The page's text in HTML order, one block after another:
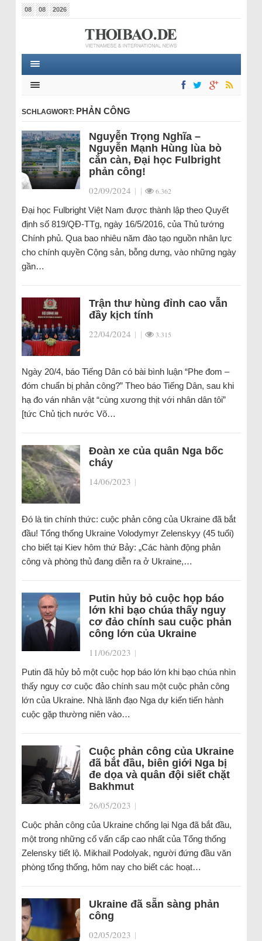
08 08 2026
SCHLAGWORT: PHẢN CÔNG
Nguyễn Trọng Nghĩa –
Nguyễn Mạnh Hùng lùa bò
cắn càn, Đại học Fulbright
phản công!
02/09/2024 | | 6.362
Đại học Fulbright Việt Nam được thành lập theo Quyết
định số 819/QĐ-TTg, ngày 16/5/2016, của Thủ tướng
Chính phủ. Qua bao nhiêu năm đào tạo nguồn nhân lực
cho chính quyền Cộng sản, bỗng dưng, vào những ngày
gần…
Trận thư hùng đỉnh cao vẫn
đầy kịch tính
22/04/2024 | | 3.315
Ngày 20/4, báo Tiếng Dân có bài bình luận “Phe đom –
đóm chuẩn bị phản công?” Theo báo Tiếng Dân, sau khi
hạ đo ván nhân vật “cùng xương thịt với nhân dân tôi”
[tức Chủ tịch nước Võ…
Đoàn xe của quân Nga bốc
cháy
14/06/2023 |
Đó là tin chính thức: cuộc phản công của Ukraine đã bắt
đầu! Tổng thống Ukraine Volodymyr Zelenskyy (45 tuổi)
cho biết tại Kiev hôm thứ Bảy: „Các hành động phản
công và phòng thủ đang diễn ra ở Ukraine,…
Putin hủy bỏ cuộc họp báo
lớn khi bạo chúa thấy nguy
cơ đảo chính sau cuộc phản
công lớn của Ukraine
11/06/2023 |
Putin đã hủy bỏ một cuộc họp báo lớn khi bạo chúa nhìn
thấy nguy cơ cuộc đảo chính sau một cuộc phản công
lớn của Ukraine. Nhà lãnh đạo Nga dự kiến tiến hành
cuộc gặp thường niên vào…
Cuộc phản công của Ukraine
đã bắt đầu, biên giới Nga bị
đe dọa và quân đội siết chặt
Bakhmut
26/05/2023 |
Cuộc phản công của Ukraine chống lại Nga đã bắt đầu,
một trong những cố vấn cấp cao nhất của Tổng thống
Zelensky tiết lộ. Mikhail Podolyak, người đứng đầu văn
phòng tổng thống, hôm nay cho biết các hoạt…
Ukraine đã sẵn sàng phản
công
02/05/2023 |